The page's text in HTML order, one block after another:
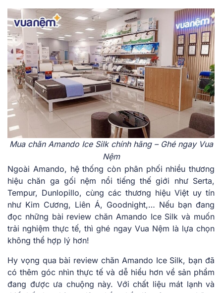
Mua chăn Amando Ice Silk chính hãng – Ghé ngay Vua
Nệm
Ngoài Amando, hệ thống còn phân phối nhiều thương
hiệu chăn ga gối nệm nổi tiếng thế giới như Serta,
Tempur, Dunlopillo, cùng các thương hiệu Việt uy tín
như Kim Cương, Liên Á, Goodnight,… Nếu bạn đang
đọc những bài review chăn Amando Ice Silk và muốn
trải nghiệm thực tế, thì ghé ngay Vua Nệm là lựa chọn
không thể hợp lý hơn!
Hy vọng qua bài review chăn Amando Ice Silk, bạn đã
có thêm góc nhìn thực tế và dễ hiểu hơn về sản phẩm
đang được ưa chuộng này. Với chất liệu mát lạnh và